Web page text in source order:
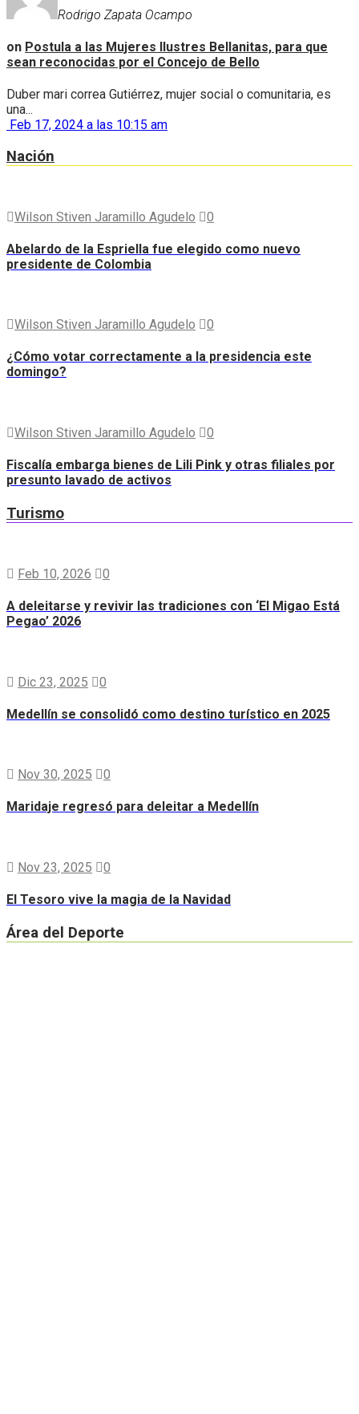
Rodrigo Zapata Ocampo
on Postula a las Mujeres Ilustres Bellanitas, para que
sean reconocidas por el Concejo de Bello
Duber mari correa Gutiérrez, mujer social o comunitaria, es
una...
Feb 17, 2024 a las 10:15 am
Nación
Wilson Stiven Jaramillo Agudelo 0
Abelardo de la Espriella fue elegido como nuevo
presidente de Colombia
Wilson Stiven Jaramillo Agudelo 0
¿Cómo votar correctamente a la presidencia este
domingo?
Wilson Stiven Jaramillo Agudelo 0
Fiscalía embarga bienes de Lili Pink y otras filiales por
presunto lavado de activos
Turismo
Feb 10, 2026 0
A deleitarse y revivir las tradiciones con ‘El Migao Está
Pegao’ 2026
Dic 23, 2025 0
Medellín se consolidó como destino turístico en 2025
Nov 30, 2025 0
Maridaje regresó para deleitar a Medellín
Nov 23, 2025 0
El Tesoro vive la magia de la Navidad
Área del Deporte